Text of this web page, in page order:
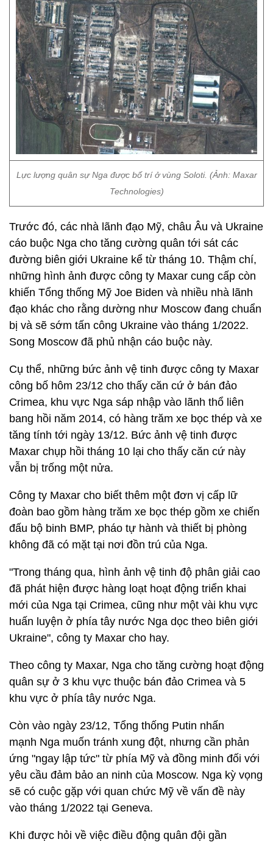
Lực lượng quân sự Nga được bố trí ở vùng Soloti. (Ảnh: Maxar
Technologies)
Trước đó, các nhà lãnh đạo Mỹ, châu Âu và Ukraine
cáo buộc Nga cho tăng cường quân tới sát các
đường biên giới Ukraine kể từ tháng 10. Thậm chí,
những hình ảnh được công ty Maxar cung cấp còn
khiến Tổng thống Mỹ Joe Biden và nhiều nhà lãnh
đạo khác cho rằng dường như Moscow đang chuẩn
bị và sẽ sớm tấn công Ukraine vào tháng 1/2022.
Song Moscow đã phủ nhận cáo buộc này.
Cụ thể, những bức ảnh vệ tinh được công ty Maxar
công bố hôm 23/12 cho thấy căn cứ ở bán đảo
Crimea, khu vực Nga sáp nhập vào lãnh thổ liên
bang hồi năm 2014, có hàng trăm xe bọc thép và xe
tăng tính tới ngày 13/12. Bức ảnh vệ tinh được
Maxar chụp hồi tháng 10 lại cho thấy căn cứ này
vẫn bị trống một nửa.
Công ty Maxar cho biết thêm một đơn vị cấp lữ
đoàn bao gồm hàng trăm xe bọc thép gồm xe chiến
đấu bộ binh BMP, pháo tự hành và thiết bị phòng
không đã có mặt tại nơi đồn trú của Nga.
"Trong tháng qua, hình ảnh vệ tinh độ phân giải cao
đã phát hiện được hàng loạt hoạt động triển khai
mới của Nga tại Crimea, cũng như một vài khu vực
huấn luyện ở phía tây nước Nga dọc theo biên giới
Ukraine", công ty Maxar cho hay.
Theo công ty Maxar, Nga cho tăng cường hoạt động
quân sự ở 3 khu vực thuộc bán đảo Crimea và 5
khu vực ở phía tây nước Nga.
Còn vào ngày 23/12, Tổng thống Putin nhấn
mạnh Nga muốn tránh xung đột, nhưng cần phản
ứng "ngay lập tức" từ phía Mỹ và đồng minh đối với
yêu cầu đảm bảo an ninh của Moscow. Nga kỳ vọng
sẽ có cuộc gặp với quan chức Mỹ về vấn đề này
vào tháng 1/2022 tại Geneva.
Khi được hỏi về việc điều động quân đội gần